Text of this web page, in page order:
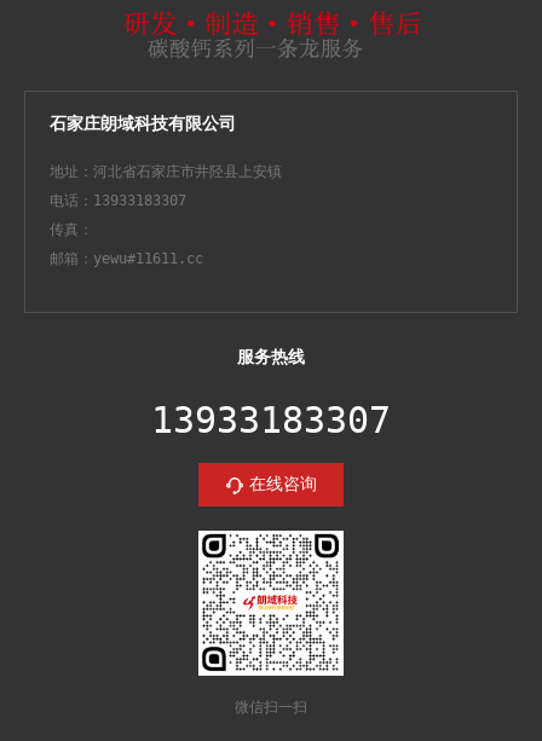
石家庄朗域科技有限公司
地址：河北省石家庄市井陉县上安镇
电话：13933183307
传真：
邮箱：yewu#11611.cc
服务热线
13933183307
在线咨询
微信扫一扫